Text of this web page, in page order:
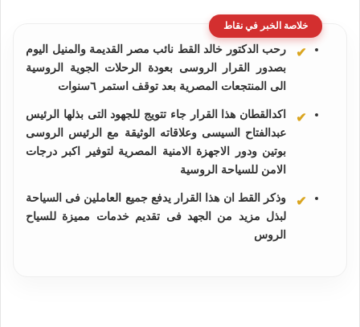
خلاصة الخبر في نقاط
رحب الدكتور خالد القط نائب مصر القديمة والمنيل اليوم
بصدور القرار الروسى بعودة الرحلات الجوية الروسية
الى المنتجعات المصرية بعد توقف استمر ٦سنوات
اكدالقطان هذا القرار جاء تتويج للجهود التى بذلها الرئيس
عبدالفتاح السيسى وعلاقاته الوثيقة مع الرئيس الروسى
بوتين ودور الاجهزة الامنية المصرية لتوفير اكبر درجات
الامن للسياحة الروسية
وذكر القط ان هذا القرار يدفع جميع العاملين فى السياحة
لبذل مزيد من الجهد فى تقديم خدمات مميزة للسياح
الروس